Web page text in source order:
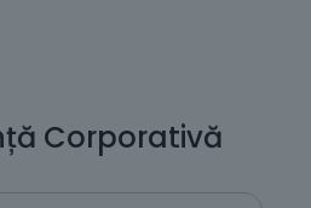
Corporativă